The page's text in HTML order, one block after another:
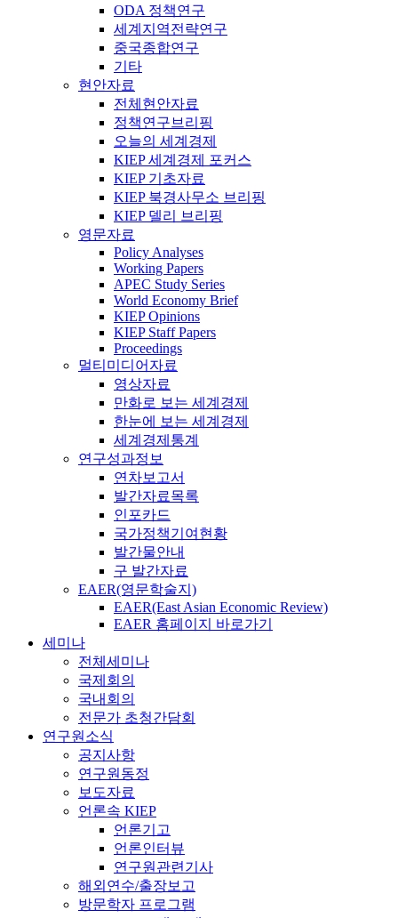
ODA 정책연구
세계지역전략연구
중국종합연구
기타
현안자료
전체현안자료
정책연구브리핑
오늘의 세계경제
KIEP 세계경제 포커스
KIEP 기초자료
KIEP 북경사무소 브리핑
KIEP 델리 브리핑
영문자료
Policy Analyses
Working Papers
APEC Study Series
World Economy Brief
KIEP Opinions
KIEP Staff Papers
Proceedings
멀티미디어자료
영상자료
만화로 보는 세계경제
한눈에 보는 세계경제
세계경제통계
연구성과정보
연차보고서
발간자료목록
인포카드
국가정책기여현황
발간물안내
구 발간자료
EAER(영문학술지)
EAER(East Asian Economic Review)
EAER 홈페이지 바로가기
세미나
전체세미나
국제회의
국내회의
전문가 초청간담회
연구원소식
공지사항
연구원동정
보도자료
언론속 KIEP
언론기고
언론인터뷰
연구원관련기사
해외연수/출장보고
방문학자 프로그램